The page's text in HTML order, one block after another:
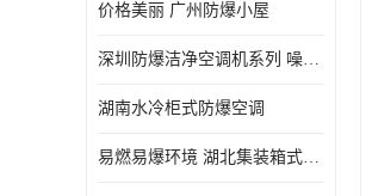
价格美丽 广州防爆小屋
深圳防爆洁净空调机系列 噪音低
湖南水冷柜式防爆空调
易燃易爆环境 湖北集装箱式防爆小屋